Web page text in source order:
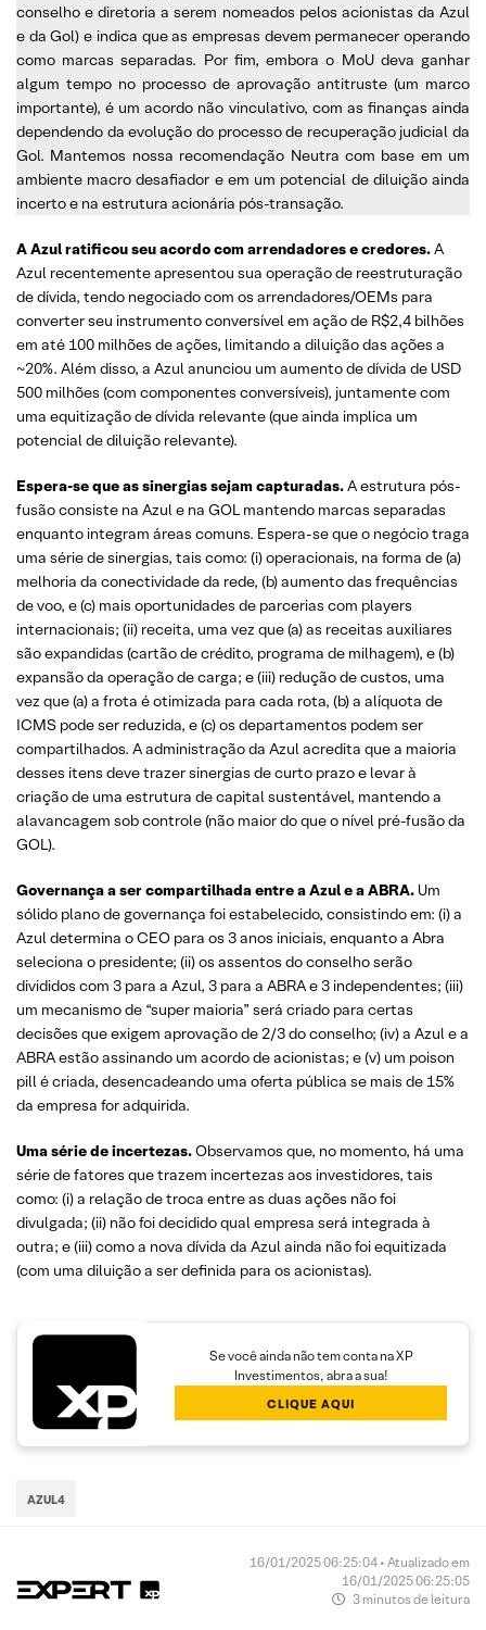
conselho e diretoria a serem nomeados pelos acionistas da Azul
e da Gol) e indica que as empresas devem permanecer operando
como marcas separadas. Por fim, embora o MoU deva ganhar
algum tempo no processo de aprovação antitruste (um marco
importante), é um acordo não vinculativo, com as finanças ainda
dependendo da evolução do processo de recuperação judicial da
Gol. Mantemos nossa recomendação Neutra com base em um
ambiente macro desafiador e em um potencial de diluição ainda
incerto e na estrutura acionária pós-transação.
A Azul ratificou seu acordo com arrendadores e credores.A
Azul recentemente apresentou sua operação de reestruturação
de dívida, tendo negociado com os arrendadores/OEMs para
converter seu instrumento conversível em ação de R$2,4 bilhões
em até 100 milhões de ações, limitando a diluição das ações a
~20%. Além disso, a Azul anunciou um aumento de dívida de USD
500 milhões (com componentes conversíveis), juntamente com
uma equitização de dívida relevante (que ainda implica um
potencial de diluição relevante).
Espera-se que as sinergias sejam capturadas.A estrutura pós-
fusão consiste na Azul e na GOL mantendo marcas separadas
enquanto integram áreas comuns. Espera-se que o negócio traga
uma série de sinergias, tais como: (i) operacionais, na forma de (a)
melhoria da conectividade da rede, (b) aumento das frequências
de voo, e (c) mais oportunidades de parcerias com players
internacionais; (ii) receita, uma vez que (a) as receitas auxiliares
são expandidas (cartão de crédito, programa de milhagem), e (b)
expansão da operação de carga; e (iii) redução de custos, uma
vez que (a) a frota é otimizada para cada rota, (b) a alíquota de
ICMS pode ser reduzida, e (c) os departamentos podem ser
compartilhados. A administração da Azul acredita que a maioria
desses itens deve trazer sinergias de curto prazo e levar à
criação de uma estrutura de capital sustentável, mantendo a
alavancagem sob controle (não maior do que o nível pré-fusão da
GOL).
Governança a ser compartilhada entre a Azul e a ABRA. Um
sólido plano de governança foi estabelecido, consistindo em: (i) a
Azul determina o CEO para os 3 anos iniciais, enquanto a Abra
seleciona o presidente; (ii) os assentos do conselho serão
divididos com 3 para a Azul, 3 para a ABRA e 3 independentes; (iii)
um mecanismo de “super maioria” será criado para certas
decisões que exigem aprovação de 2/3 do conselho; (iv) a Azul e a
ABRA estão assinando um acordo de acionistas; e (v) um poison
pill é criada, desencadeando uma oferta pública se mais de 15%
da empresa for adquirida.
Uma série de incertezas.Observamos que, no momento, há uma
série de fatores que trazem incertezas aos investidores, tais
como: (i) a relação de troca entre as duas ações não foi
divulgada; (ii) não foi decidido qual empresa será integrada à
outra; e (iii) como a nova dívida da Azul ainda não foi equitizada
(com uma diluição a ser definida para os acionistas).
Se você ainda não tem conta na XP
Investimentos, abra a sua!
CLIQUE AQUI
AZUL4
16/01/2025 06:25:04 • Atualizado em
16/01/2025 06:25:05
3 minutos de leitura